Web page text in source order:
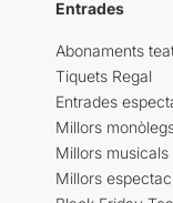
Entrades
Abonaments
Tiquets Regal
Entrades
Millors
Millors musicals
Millors